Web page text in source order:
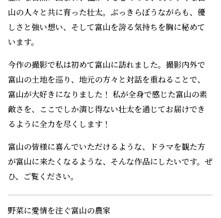
新湊の若き漁師
【濱尾さんのコメント】
豊かな自然に囲まれ、温かくも芯のある、真っすぐな富
山の人々と共に育った壮太。ぶっきらぼうながらも、優
しさと強い想い、そして富山を誇る気持ちを胸に秘めて
います。
今作の撮影で私は初めて富山に訪れました。撮影内外で
富山の土地を巡り、地元の方々と対話を重ねることで、
富山が大好きになりました！ 私が全身で感じた富山の素
敵さを、ここでしか演じ得ない壮太を通じてお届けでき